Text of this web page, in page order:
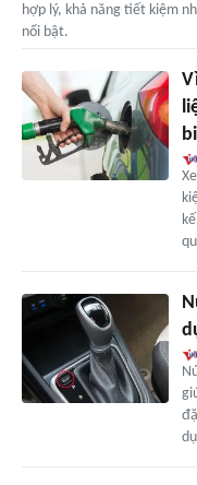
hợp lý, khả năng tiết kiệm
nổi bật.